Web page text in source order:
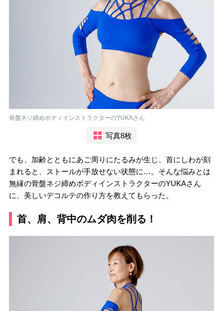
骨盤ネジ締めボディインストラクターのYUKAさん
写真8枚
でも、加齢とともにあご周りにたるみが生じ、首にしわが刻
まれると、ストールが手放せない状態に…。そんな悩みとは
無縁の骨盤ネジ締めボディインストラクターのYUKAさん
に、美しいデコルテの作り方を教えてもらった。
首、肩、背中のムダ肉を削る！